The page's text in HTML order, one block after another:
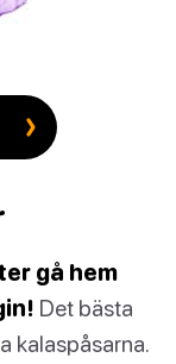
gå hem
Det bästa
kalaspåsarna.